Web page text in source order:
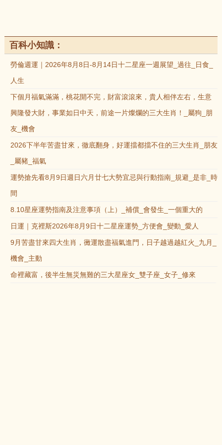
百科小知識：
勞倫週運｜2026年8月8日-8月14日十二星座一週展望_過往_日食_
人生
下個月福氣滿滿，桃花開不完，財富滾滾來，貴人相伴左右，生意
興隆發大財，事業如日中天，前途一片燦爛的三大生肖！_屬狗_朋
友_機會
2026下半年苦盡甘來，徹底翻身，好運擋都擋不住的三大生肖_朋友
_屬豬_福氣
運勢搶先看8月9日週日六月廿七大勢宜忌與行動指南_規避_是非_時
間
8.10星座運勢指南及注意事項（上）_補償_會發生_一個重大的
日運｜克裡斯2026年8月9日十二星座運勢_方便會_變動_愛人
9月苦盡甘來四大生肖，黴運散盡福氣進門，日子越過越紅火_九月_
機會_主動
命裡藏富，後半生無災無難的三大星座女_雙子座_女子_修來